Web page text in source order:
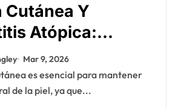
Cutánea Y
Atópica:
Cuidado,
Mar 9, 2026
de la piel, ya que...